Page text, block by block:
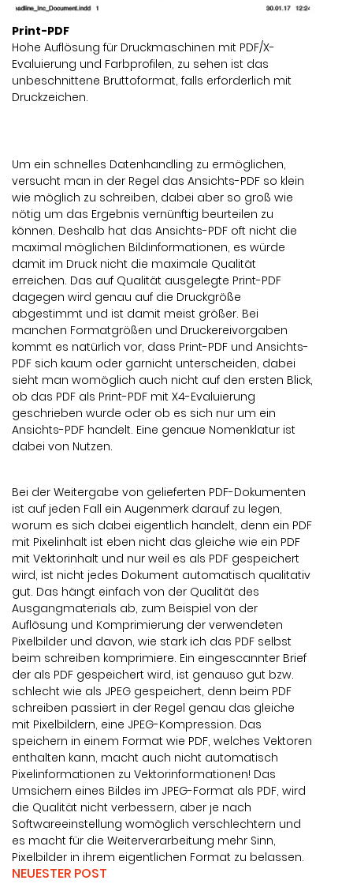
Print-PDF
Hohe Auflösung für Druckmaschinen mit PDF/X-
Evaluierung und Farbprofilen, zu sehen ist das
unbeschnittene Bruttoformat, falls erforderlich mit
Druckzeichen.
Um ein schnelles Datenhandling zu ermöglichen,
versucht man in der Regel das Ansichts-PDF so klein
wie möglich zu schreiben, dabei aber so groß wie
nötig um das Ergebnis vernünftig beurteilen zu
können. Deshalb hat das Ansichts-PDF oft nicht die
maximal möglichen Bildinformationen, es würde
damit im Druck nicht die maximale Qualität
erreichen. Das auf Qualität ausgelegte Print-PDF
dagegen wird genau auf die Druckgröße
abgestimmt und ist damit meist größer. Bei
manchen Formatgrößen und Druckereivorgaben
kommt es natürlich vor, dass Print-PDF und Ansichts-
PDF sich kaum oder garnicht unterscheiden, dabei
sieht man womöglich auch nicht auf den ersten Blick,
ob das PDF als Print-PDF mit X4-Evaluierung
geschrieben wurde oder ob es sich nur um ein
Ansichts-PDF handelt. Eine genaue Nomenklatur ist
dabei von Nutzen.
Bei der Weitergabe von gelieferten PDF-Dokumenten
ist auf jeden Fall ein Augenmerk darauf zu legen,
worum es sich dabei eigentlich handelt, denn ein PDF
mit Pixelinhalt ist eben nicht das gleiche wie ein PDF
mit Vektorinhalt und nur weil es als PDF gespeichert
wird, ist nicht jedes Dokument automatisch qualitativ
gut. Das hängt einfach von der Qualität des
Ausgangmaterials ab, zum Beispiel von der
Auflösung und Komprimierung der verwendeten
Pixelbilder und davon, wie stark ich das PDF selbst
beim schreiben komprimiere. Ein eingescannter Brief
der als PDF gespeichert wird, ist genauso gut bzw.
schlecht wie als JPEG gespeichert, denn beim PDF
schreiben passiert in der Regel genau das gleiche
mit Pixelbildern, eine JPEG-Kompression. Das
speichern in einem Format wie PDF, welches Vektoren
enthalten kann, macht auch nicht automatisch
Pixelinformationen zu Vektorinformationen! Das
Umsichern eines Bildes im JPEG-Format als PDF, wird
die Qualität nicht verbessern, aber je nach
Softwareeinstellung womöglich verschlechtern und
es macht für die Weiterverarbeitung mehr Sinn,
Pixelbilder in ihrem eigentlichen Format zu belassen.
NEUESTER POST